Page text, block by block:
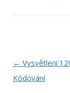
Navigace
pro
← Vysvětlení
Kódování